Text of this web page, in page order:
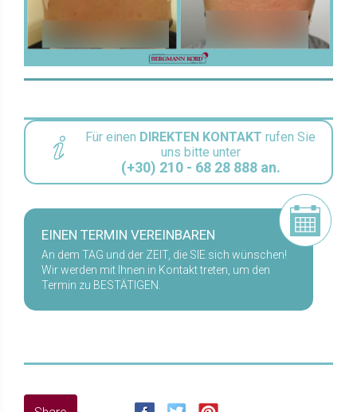
Für einen DIREKTEN KONTAKTrufen Sie
uns bitte unter
(+30) 210 - 68 28 888 an.
EINEN TERMIN VEREINBAREN
An dem TAG und der ZEIT, die SIE sich wünschen!
Wir werden mit Ihnen in Kontakt treten, um den
Termin zu BESTÄTIGEN.